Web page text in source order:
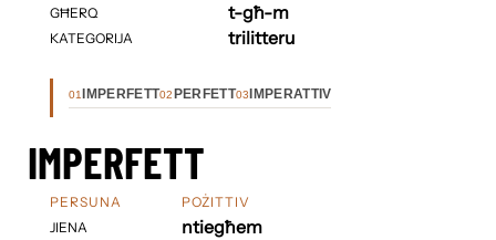
GĦERQ
KATEGORIJA
t-għ-m
trilitteru
01 IMPERFETT02 PERFETT03 IMPERATTIV
IMPERFETT
PERSUNA
JIENA
POŻITTIV
ntiegħem